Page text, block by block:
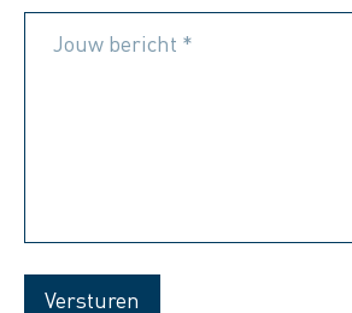
Jouw bericht *
Versturen